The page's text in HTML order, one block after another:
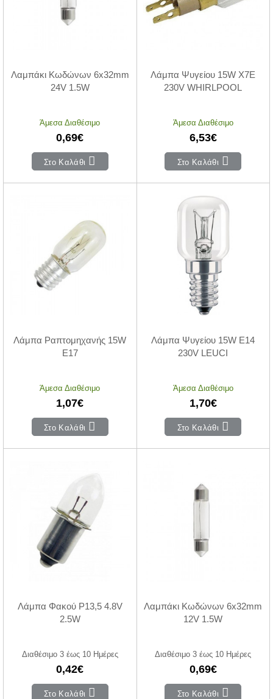
Λαμπάκι Κωδώνων 6x32mm
24V 1.5W
Άμεσα Διαθέσιμο
0,69€
Στο Καλάθι
Λάμπα Ψυγείου 15W Χ7Ε
230V WHIRLPOOL
Άμεσα Διαθέσιμο
6,53€
Στο Καλάθι
Λάμπα Ραπτομηχανής 15W
E17
Άμεσα Διαθέσιμο
1,07€
Στο Καλάθι
Λάμπα Ψυγείου 15W E14
230V LEUCI
Άμεσα Διαθέσιμο
1,70€
Στο Καλάθι
Λάμπα Φακού P13,5 4.8V
2.5W
Διαθέσιμο 3 έως 10 Ημέρες
0,42€
Στο Καλάθι
Λαμπάκι Κωδώνων 6x32mm
12V 1.5W
Διαθέσιμο 3 έως 10 Ημέρες
0,69€
Στο Καλάθι